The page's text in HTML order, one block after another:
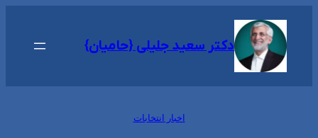
محتوا
دکتر سعید جلیلی {حامیان}
اخبار انتخابات